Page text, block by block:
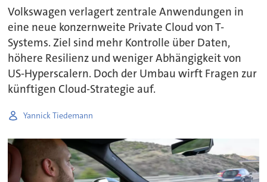
Volkswagen verlagert zentrale Anwendungen in
eine neue konzernweite Private Cloud von T-
Systems. Ziel sind mehr Kontrolle über Daten,
höhere Resilienz und weniger Abhängigkeit von
US-Hyperscalern. Doch der Umbau wirft Fragen zur
künftigen Cloud-Strategie auf.
Yannick Tiedemann